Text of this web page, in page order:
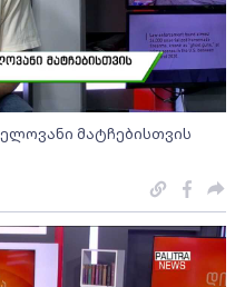
მატჩებისთვის